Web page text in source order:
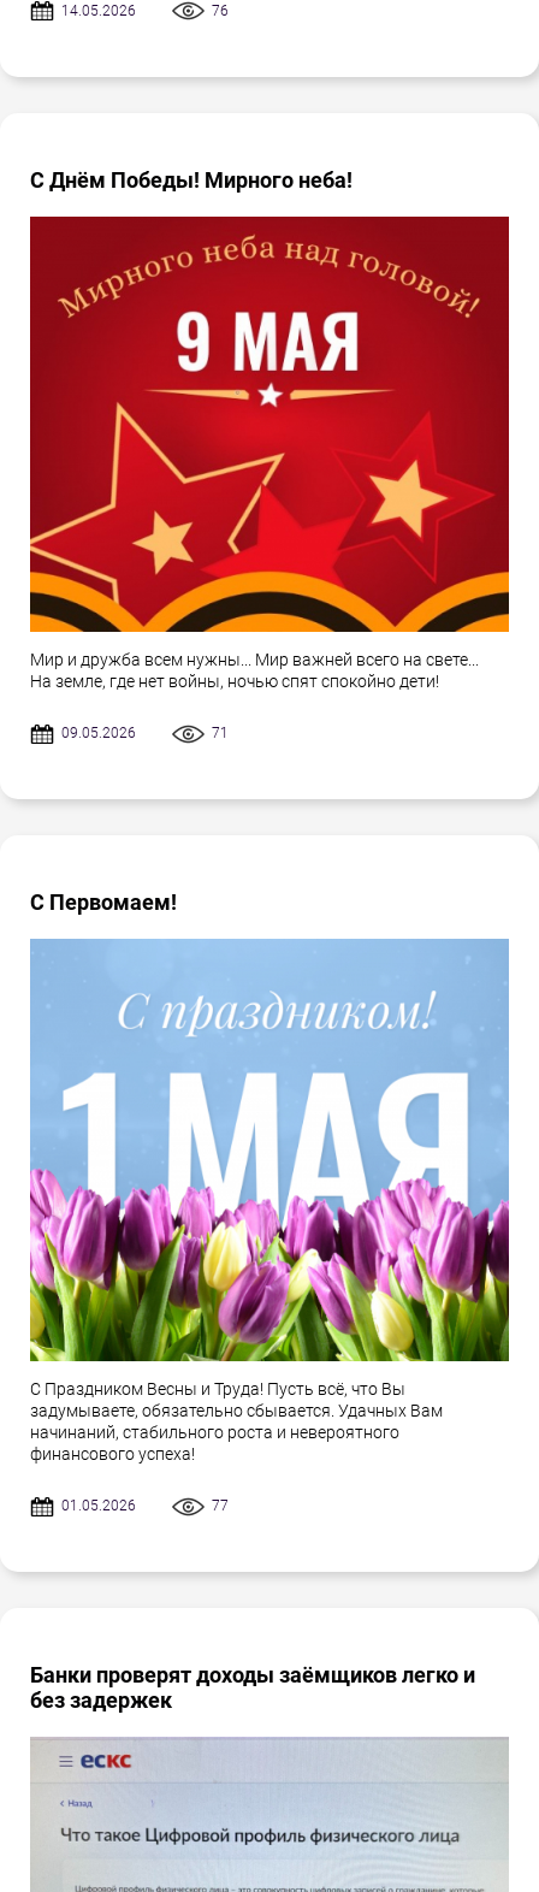
14.05.2026 76
С Днём Победы! Мирного неба!
Мир и дружба всем нужны... Мир важней всего на свете...
На земле, где нет войны, ночью спят спокойно дети!
09.05.2026 71
С Первомаем!
С Праздником Весны и Труда! Пусть всё, что Вы
задумываете, обязательно сбывается. Удачных Вам
начинаний, стабильного роста и невероятного
финансового успеха!
01.05.2026 77
Банки проверят доходы заёмщиков легко и
без задержек